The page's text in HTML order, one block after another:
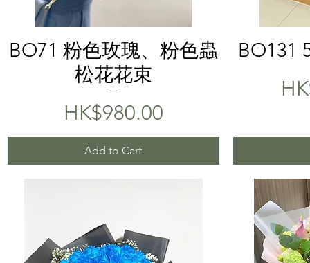
Quick View
BO71 粉色玫瑰、粉色蟲
松花花束
Price
HK$980.00
Add to Cart
BO131